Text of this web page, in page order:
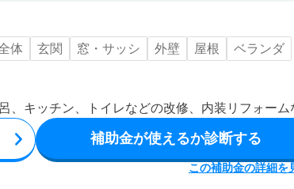
体 玄関 窓・サッシ 外壁 屋根
ベランダ
、キッチン、トイレなどの改修、内装リフォーム
補助金が使えるか診断する
この補助金の詳細を